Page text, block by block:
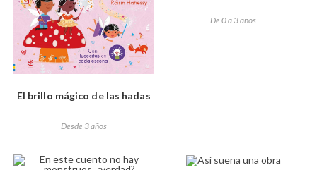
El brillo mágico de las hadas
Desde 3 años
De 0 a 3 años